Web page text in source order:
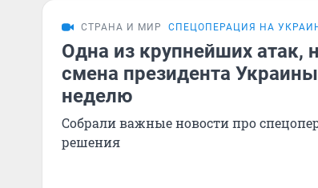
СТРАНА И МИР СПЕЦОПЕРАЦИЯ НА
Одна из крупнейших атак,
смена президента
неделю
Собрали важные новости про
решения